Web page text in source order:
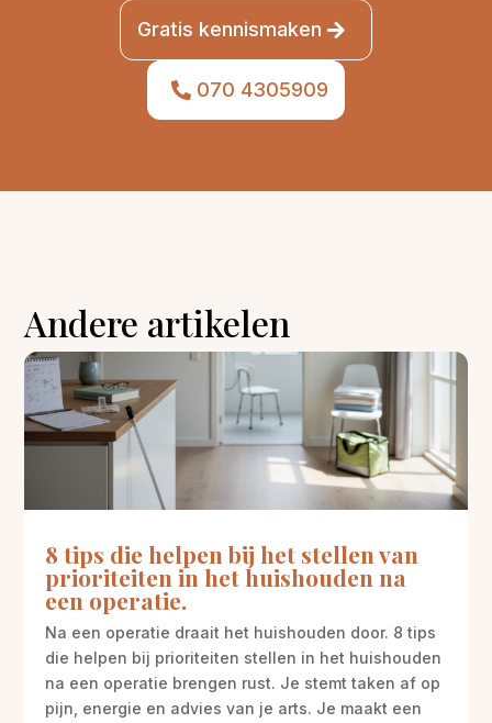
Gratis kennismaken
070 4305909
Andere artikelen
8 tips die helpen bij het stellen van
prioriteiten in het huishouden na
een operatie.
Na een operatie draait het huishouden door. 8 tips
die helpen bij prioriteiten stellen in het huishouden
na een operatie brengen rust. Je stemt taken af op
pijn, energie en advies van je arts. Je maakt een